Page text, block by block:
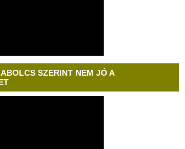
SZERINT NEM JÓ A